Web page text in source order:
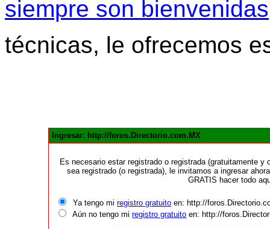
siempre son bienvenidas
técnicas, le ofrecemos
Ingresar: http://foros.Directorio.com.MX
Es necesario estar registrado o registrada (gratuitamente
sea registrado (o registrada), le invitamos a ingresar
GRATIS hacer todo
Ya tengo miregistro gratuito en: http://
Aún no tengo miregistro gratuito en: http://